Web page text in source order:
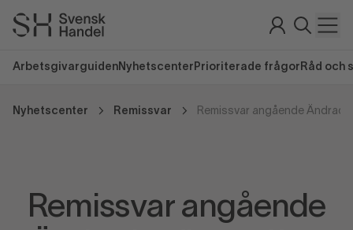
Arbetsgivarguiden Nyhetscenter Prioriterade frågor Råd och
Nyhetscenter Remissvar
Remissvar angående